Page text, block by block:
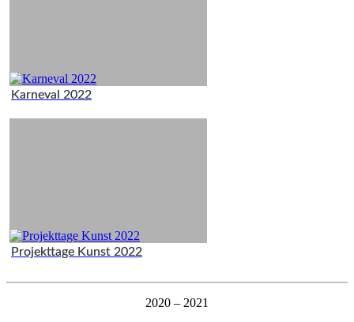
Karneval 2022
Projekttage Kunst 2022
2020 – 2021